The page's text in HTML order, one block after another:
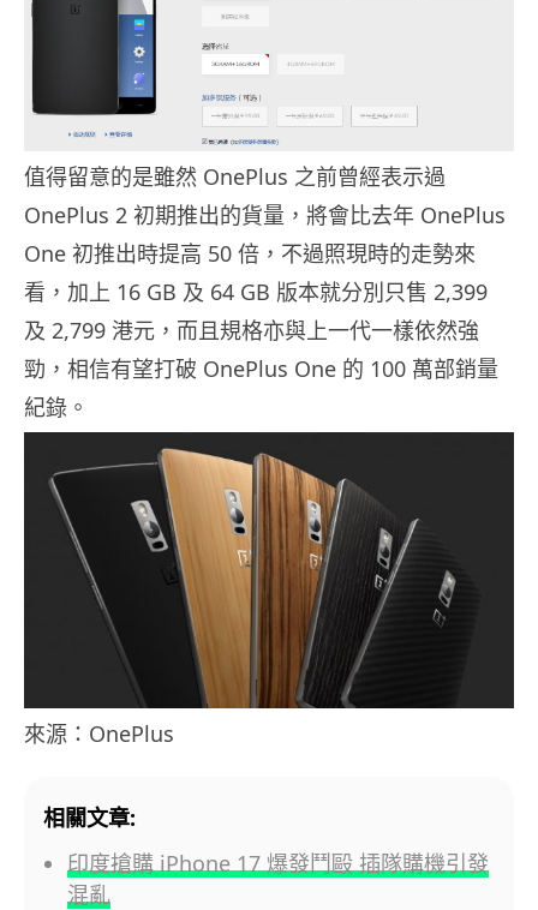
值得留意的是雖然 OnePlus 之前曾經表示過
OnePlus 2 初期推出的貨量，將會比去年 OnePlus
One 初推出時提高 50 倍，不過照現時的走勢來
看，加上 16 GB 及 64 GB 版本就分別只售 2,399
及 2,799 港元，而且規格亦與上一代一樣依然強
勁，相信有望打破 OnePlus One 的 100 萬部銷量
紀錄。
來源：OnePlus
相關文章:
印度搶購 iPhone 17 爆發鬥毆 插隊購機引發
混亂